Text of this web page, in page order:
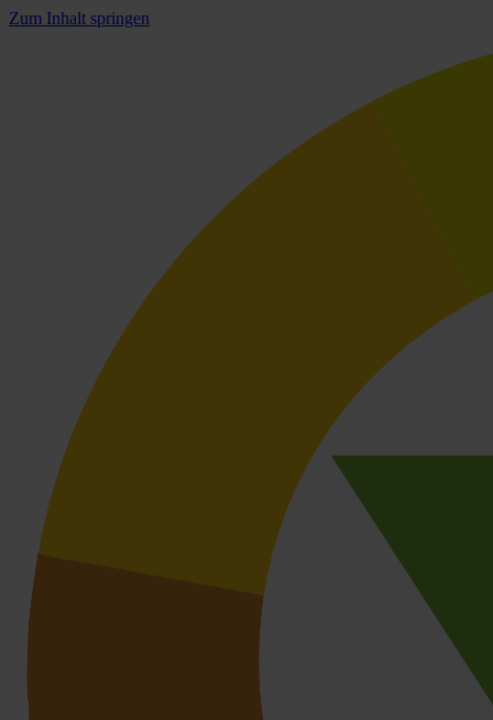
Zum Inhalt springen